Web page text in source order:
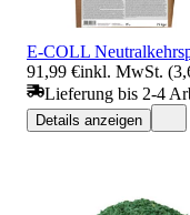
E-COLL
91,99 €inkl. MwSt.
Lieferung bis 2-4
Details anzeigen